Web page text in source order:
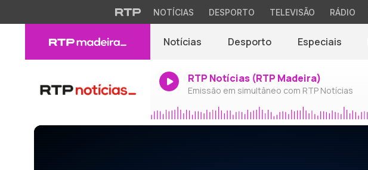
NOTÍCIAS DESPORTO TELEVISÃO RÁDIO
Notícias Desporto Especiais
RTP Notícias (RTP Madeira)
Emissão em simultâneo com RTP Notícias